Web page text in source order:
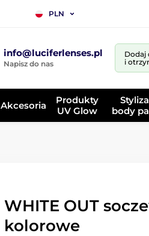
PLN
info@luciferlenses.pl
Napisz do nas
Dodaj
i
Akcesoria
Produkty
UV Glow
body
WHITE OUT
kolorowe